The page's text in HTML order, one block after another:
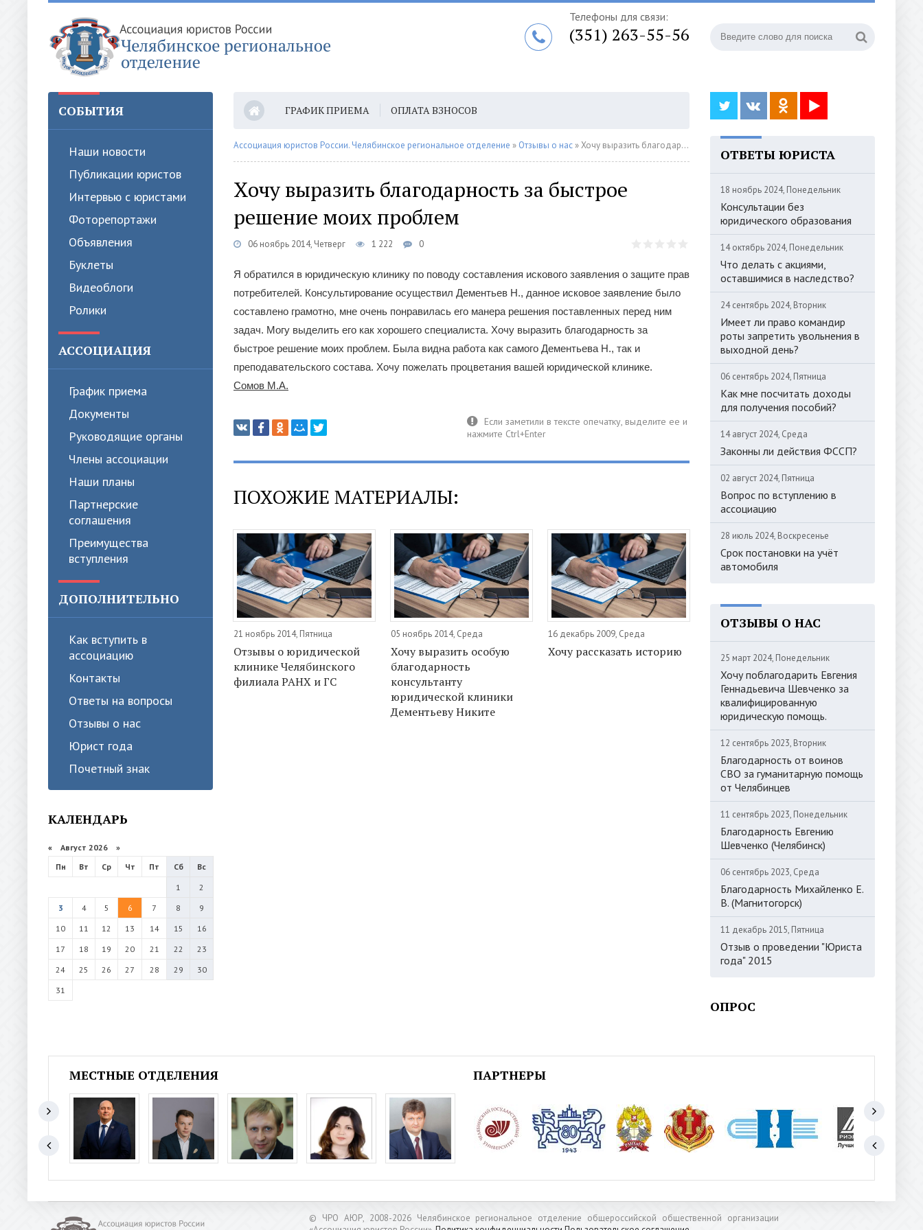
Телефоны для связи:
(351) 263-55-56
СОБЫТИЯ
Наши новости
Публикации юристов
Интервью с юристами
Фоторепортажи
Объявления
Буклеты
Видеоблоги
Ролики
АССОЦИАЦИЯ
График приема
Документы
Руководящие органы
Члены ассоциации
Наши планы
Партнерские
соглашения
Преимущества
вступления
ДОПОЛНИТЕЛЬНО
Как вступить в
ассоциацию
Контакты
Ответы на вопросы
Отзывы о нас
Юрист года
Почетный знак
КАЛЕНДАРЬ
« Август 2026 »
Пн
Вт Ср Чт Пт Сб
Вс
1
2
3
4 5 6 7 8
9
10
11 12 13 14 15
16
17
18 19 20 21 22
23
24
25 26 27 28 29
30
31
ГРАФИК ПРИЕМА ОПЛАТА ВЗНОСОВ
ОПЛАТА ЕЖЕГОДНЫХ ВЗНОСОВ ПО СБП
Ассоциация юристов России. Челябинское региональное отделение » Отзывы о нас » Хочу выразить благодарность за быстрое решение моих проблем
Хочу выразить благодарность за быстрое
решение моих проблем
06 ноябрь 2014, Четверг 1 222 0
Я обратился в юридическую клинику по поводу составления искового заявления о защите прав
потребителей. Консультирование осуществил Дементьев Н., данное исковое заявление было
составлено грамотно, мне очень понравилась его манера решения поставленных перед ним
задач. Могу выделить его как хорошего специалиста. Хочу выразить благодарность за
быстрое решение моих проблем. Была видна работа как самого Дементьева Н., так и
преподавательского состава. Хочу пожелать процветания вашей юридической клинике.
Сомов М.А.
ПОХОЖИЕ МАТЕРИАЛЫ:
21 ноябрь 2014, Пятница
Отзывы о юридической
клинике Челябинского
филиала РАНХ и ГС
05 ноябрь 2014, Среда
Хочу выразить особую
благодарность
консультанту
юридической клиники
Дементьеву Никите
16 декабрь 2009, Среда
Хочу рассказать историю
ОТВЕТЫ ЮРИСТА
18 ноябрь 2024, Понедельник
Консультации без
юридического образования
14 октябрь 2024, Понедельник
Что делать с акциями,
оставшимися в наследство?
24 сентябрь 2024, Вторник
Имеет ли право командир
роты запретить увольнения в
выходной день?
06 сентябрь 2024, Пятница
Как мне посчитать доходы
для получения пособий?
14 август 2024, Среда
Законны ли действия ФССП?
02 август 2024, Пятница
Вопрос по вступлению в
ассоциацию
28 июль 2024, Воскресенье
Срок постановки на учёт
автомобиля
ОТЗЫВЫ О НАС
25 март 2024, Понедельник
Хочу поблагодарить Евгения
Геннадьевича Шевченко за
квалифицированную
юридическую помощь.
12 сентябрь 2023, Вторник
Благодарность от воинов
СВО за гуманитарную помощь
от Челябинцев
11 сентябрь 2023, Понедельник
Благодарность Евгению
Шевченко (Челябинск)
06 сентябрь 2023, Среда
Благодарность Михайленко Е.
В. (Магнитогорск)
11 декабрь 2015, Пятница
Отзыв о проведении "Юриста
года" 2015
ОПРОС
МЕСТНЫЕ ОТДЕЛЕНИЯ ПАРТНЕРЫ
© ЧРО АЮР, 2008-2026 Челябинское региональное отделение общероссийской общественной организации